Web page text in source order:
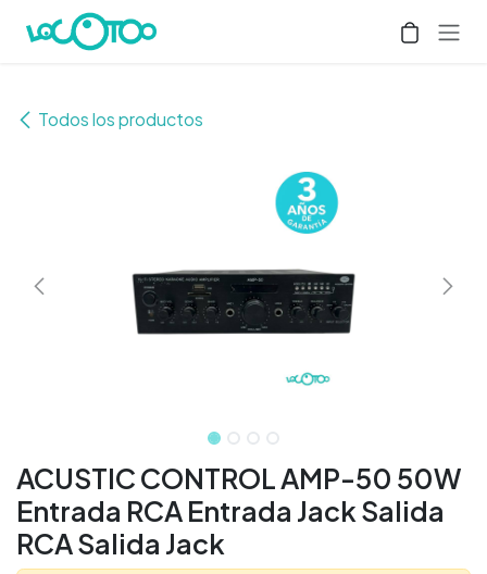
Ir al contenido
Todos los productos
ACUSTIC CONTROL AMP-50 50W
Entrada RCA Entrada Jack Salida
RCA Salida Jack